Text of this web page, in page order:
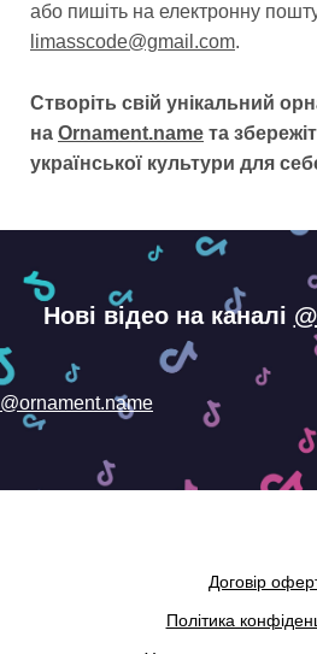
або пишіть на електронну
limasscode@gmail.com.
Створіть свій унікальний
на Ornament.name та
української культури для
Нові відео на каналі
@ornament.name
Договір
Політика